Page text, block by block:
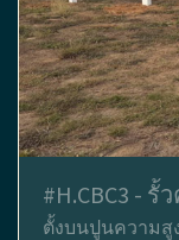
#H.CBC3 -
ตั้งบนปูนความสู